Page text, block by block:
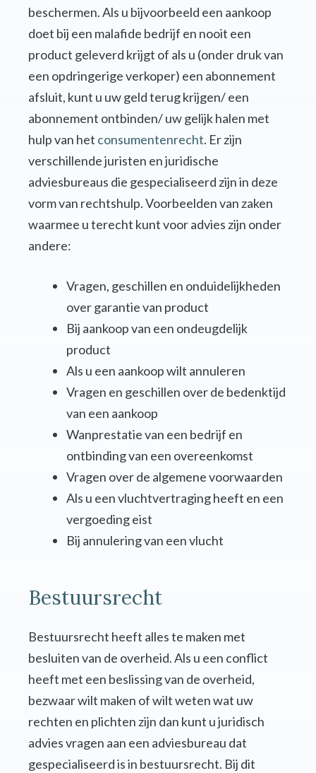
beschermen. Als u bijvoorbeeld een aankoop
doet bij een malafide bedrijf en nooit een
product geleverd krijgt of als u (onder druk van
een opdringerige verkoper) een abonnement
afsluit, kunt u uw geld terug krijgen/ een
abonnement ontbinden/ uw gelijk halen met
hulp van het consumentenrecht. Er zijn
verschillende juristen en juridische
adviesbureaus die gespecialiseerd zijn in deze
vorm van rechtshulp. Voorbeelden van zaken
waarmee u terecht kunt voor advies zijn onder
andere:
Vragen, geschillen en onduidelijkheden
over garantie van product
Bij aankoop van een ondeugdelijk
product
Als u een aankoop wilt annuleren
Vragen en geschillen over de bedenktijd
van een aankoop
Wanprestatie van een bedrijf en
ontbinding van een overeenkomst
Vragen over de algemene voorwaarden
Als u een vluchtvertraging heeft en een
vergoeding eist
Bij annulering van een vlucht
Bestuursrecht
Bestuursrecht heeft alles te maken met
besluiten van de overheid. Als u een conflict
heeft met een beslissing van de overheid,
bezwaar wilt maken of wilt weten wat uw
rechten en plichten zijn dan kunt u juridisch
advies vragen aan een adviesbureau dat
gespecialiseerd is in bestuursrecht. Bij dit